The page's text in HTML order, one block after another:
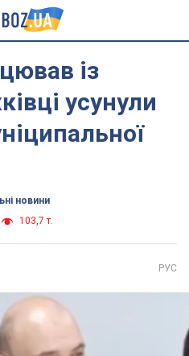
із
усунули
новини
103,7 т.
РУС